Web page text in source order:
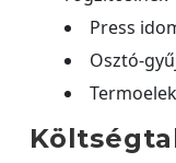
Press
Osztó-